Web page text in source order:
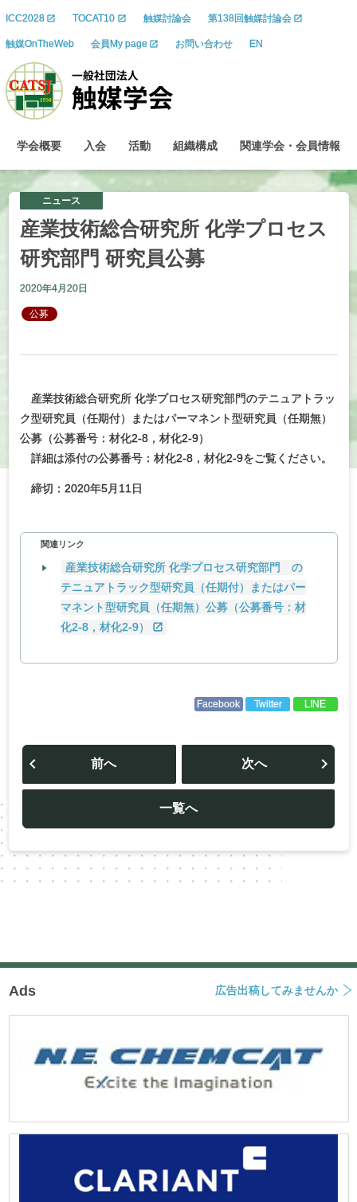
ICC2028 TOCAT10 触媒討論会 第138回触媒討論会
触媒OnTheWeb 会員My page お問い合わせ EN
学会概要 入会 活動 組織構成 関連学会 ・ 会員情報
ニュース
産業技術総合研究所 化学プロセス
研究部門 研究員公募
2020年4月20日
公募
産業技術総合研究所 化学プロセス研究部門のテニュアトラッ
ク型研究員（任期付）またはパーマネント型研究員（任期無）
公募（公募番号：材化2-8，材化2-9）
詳細は添付の公募番号：材化2-8，材化2-9をご覧ください。
締切：2020年5月11日
関連リンク
産業技術総合研究所 化学プロセス研究部門 の
テニュアトラック型研究員（任期付）またはパー
マネント型研究員（任期無）公募（公募番号：材
化2-8，材化2-9）
Facebook Twitter LINE
投
ビ
ー
シ
ョ
前へ
一覧へ
次へ
Ads 広告出稿してみませんか